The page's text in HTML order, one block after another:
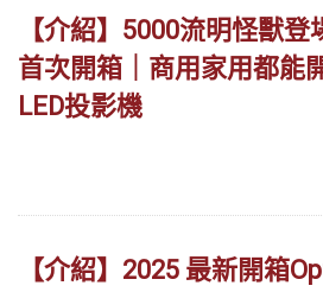
【介紹】5000流明怪獸
首次開箱｜商用家用都能
LED投影機
【介紹】2025 最新開箱